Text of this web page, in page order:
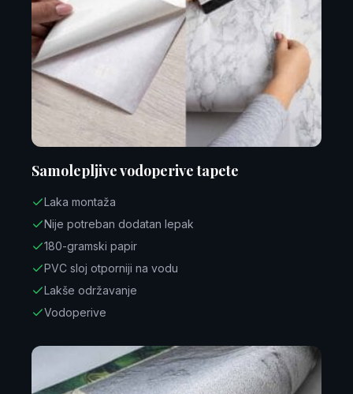
Samolepljive vodoperive tapete
Laka montaža
Nije potreban dodatan lepak
180-gramski papir
PVC sloj otporniji na vodu
Lakše održavanje
Vodoperive